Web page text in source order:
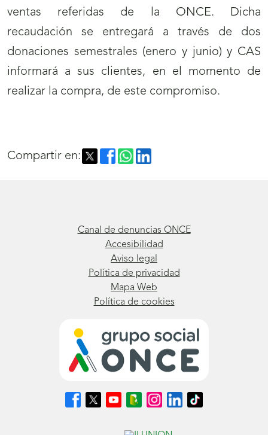
abrirá
nueva
ventana)
ventas referidas de la ONCE. Dicha
recaudación se entregará a través de dos
donaciones semestrales (enero y junio) y CAS
informará a sus clientes, en el momento de
realizar la compra, de este compromiso.
Compartir en:
Canal de denuncias ONCE
Accesibilidad
Aviso legal
Política de privacidad
Mapa Web
Política de cookies
Síguenos
en
Síguenos
en
Síguenos
en
Síguenos
en
Blog
Síguenos
en
(se
Síguenos
en
(se
Síguenos
en